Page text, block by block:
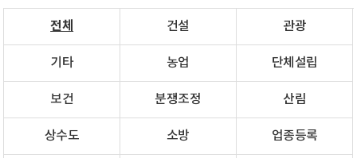
전체 건설 관광
기타 농업 단체설립
보건 분쟁조정 산림
상수도 소방 업종등록